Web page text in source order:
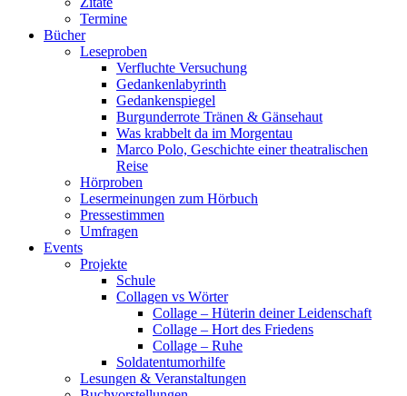
Termine
Bücher
Leseproben
Verfluchte Versuchung
Gedankenlabyrinth
Gedankenspiegel
Burgunderrote Tränen & Gänsehaut
Was krabbelt da im Morgentau
Marco Polo, Geschichte einer theatralischen
Reise
Hörproben
Lesermeinungen zum Hörbuch
Pressestimmen
Umfragen
Events
Projekte
Schule
Collagen vs Wörter
Collage – Hüterin deiner Leidenschaft
Collage – Hort des Friedens
Collage – Ruhe
Soldatentumorhilfe
Lesungen & Veranstaltungen